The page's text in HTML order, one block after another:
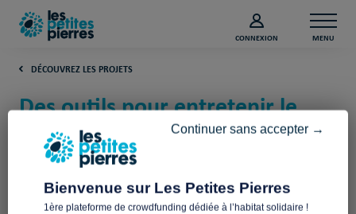
CONNEXION MENU
DÉCOUVREZ LES PROJETS
Des outils pour entretenir le
lien social (Rhône)
Habitat et Humanisme
Bienvenue sur Les Petites Pierres
1ère plateforme de crowdfunding dédiée à l’habitat solidaire !
Continuer sans accepter →